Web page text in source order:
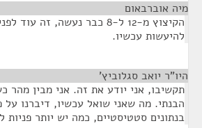
מיה אוברבאום
הקיצוץ מ-12 ל-8 כבר נעשה, זה
להיעשות עכשיו.
היו"ר יואב סגלוביץ'
תקשיבו, אני יודע את זה. אני מבין מהר
הבנתי. מה שאני שואל עכשיו, דיברנו על
בנתונים סטטיסטיים, כמה יש יותר פניות